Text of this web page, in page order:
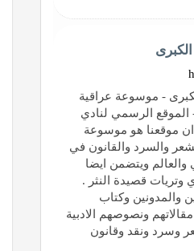
- موسوعة عراقية
الرسمي لنادي
ان موقعنا هو موسوعة
والسرد والقانون في
والعالم ويتضمن ايضا
وتريات قصيدة النثر .
والمدونين وكتاب
ونصوصهم الادبية
وسرد ونقد وقانون